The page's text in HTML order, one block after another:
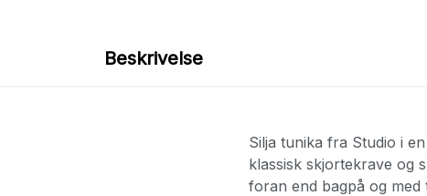
Beskrivelse
Silja tunika fra Studio i
klassisk skjortekrave og
foran end bagpå og